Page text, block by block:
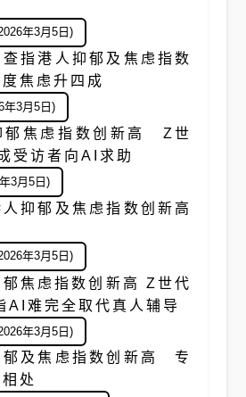
年3月5日)
指港人抑郁及焦虑指数
焦虑升四成
年3月5日)
郁焦虑指数创新高 Z世
受访者向AI求助
3月5日)
抑郁及焦虑指数创新高
年3月5日)
焦虑指数创新高 Z世代
AI难完全取代真人辅导
年3月5日)
郁及焦虑指数创新高 专
处